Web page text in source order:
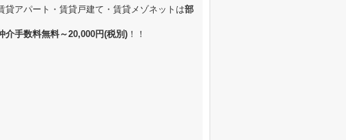
貸アパート・賃貸戸建て・賃貸メゾネットは部
介手数料無料～20,000円(税別) ！！